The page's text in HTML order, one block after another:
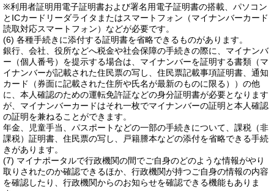
※利用者証明用電子証明書および署名用電子証明書の搭載、パソコン
とICカードリーダライタまたはスマートフォン（マイナンバーカード
読取対応スマートフォン）などが必要です。
(6) 各種手続きに添付する証明書を省略できるものがあります。
銀行、会社、役所などへ税金や社会保障の手続きの際に、マイナンバ
ー（個人番号）を提示する場合は、マイナンバーを証明する書類（マ
イナンバーが記載された住民票の写し、住民票記載事項証明書、通知
カード（券面に記載された住所や氏名が最新のものに限る））の他
に、本人確認のための運転免許証などの身分証明書が必要となります
が、マイナンバーカードはそれ一枚でマイナンバーの証明と本人確認
の証明を兼ねることができます。
年金、児童手当、パスポートなどの一部の手続きについて、課税（非
課税）証明書、住民票の写し、戸籍謄本などの添付を省略できる手続
きがあります。
(7) マイナポータルで行政機関の間でご自身のどのような情報がやり
取りされたのか確認できるほか、行政機関が持つご自身の情報の内容
を確認したり、行政機関からのお知らせを確認できる機能もありま